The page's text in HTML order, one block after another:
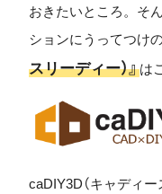
おきたいところ。そ
ションにうってつけ
スリーディー）』は
caDIY3D（キャディー